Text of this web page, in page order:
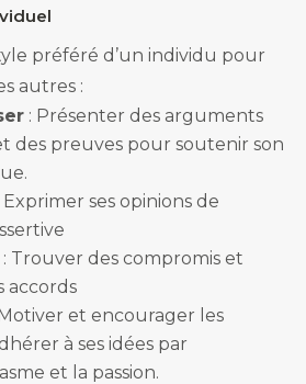
préféré d’un individu pour
autres :
: Présenter des arguments
des preuves pour soutenir son
Exprimer ses opinions de
: Trouver des compromis et
accords
et encourager les
à ses idées par
et la passion.